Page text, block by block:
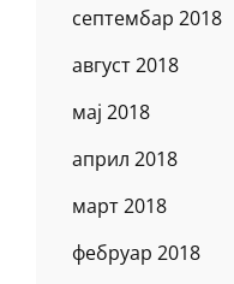
септембар 2018
август 2018
мај 2018
април 2018
март 2018
фебруар 2018